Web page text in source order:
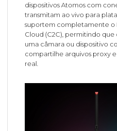
dispositivos Atomos com
transmitam ao vivo para
suportem completamente o
Cloud (C2C), permitindo
uma câmara ou dispositivo
compartilhe arquivos proxy
real.